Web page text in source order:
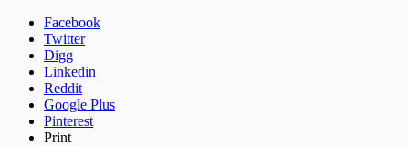
Facebook
Twitter
Digg
Linkedin
Reddit
Google Plus
Pinterest
Print